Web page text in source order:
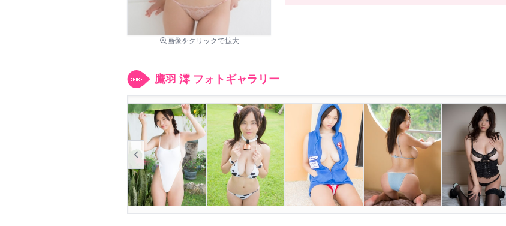
画像をクリックで拡大
鷹羽 澪 フォトギャラリー